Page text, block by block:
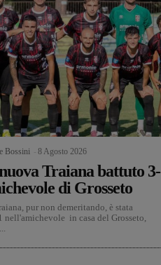
Bossini 8 Agosto 2026
Traiana battuto 3-
di Grosseto
pur non demeritando, è stata
nell'amichevole in casa del Grosseto,